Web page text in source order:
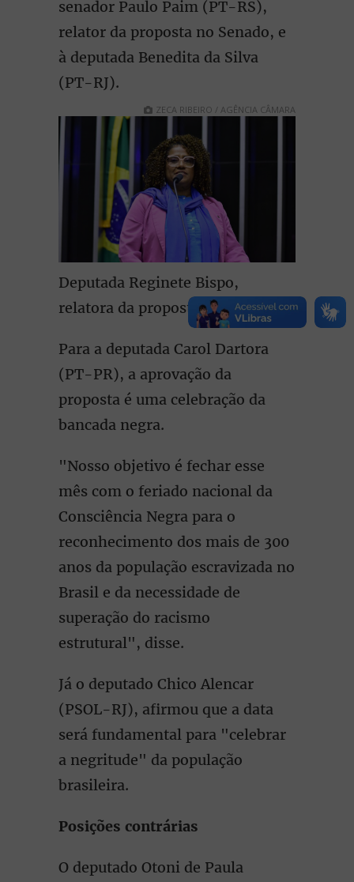
senador Paulo Paim (PT-RS),
relator da proposta no Senado, e
à deputada Benedita da Silva
(PT-RJ).
ZECA RIBEIRO / AGÊNCIA CÂMARA
Deputada Reginete Bispo,
relatora da proposta
Para a deputada Carol Dartora
(PT-PR), a aprovação da
proposta é uma celebração da
bancada negra.
"Nosso objetivo é fechar esse
mês com o feriado nacional da
Consciência Negra para o
reconhecimento dos mais de 300
anos da população escravizada no
Brasil e da necessidade de
superação do racismo
estrutural", disse.
Já o deputado Chico Alencar
(PSOL-RJ), afirmou que a data
será fundamental para "celebrar
a negritude" da população
brasileira.
Posições contrárias
O deputado Otoni de Paula